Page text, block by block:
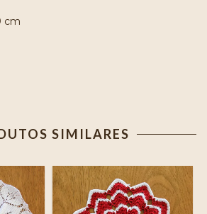
cm
SIMILARES